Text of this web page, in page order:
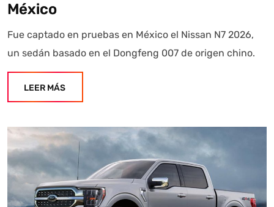
México
Fue captado en pruebas en México el Nissan N7 2026,
un sedán basado en el Dongfeng 007 de origen chino.
LEER MÁS